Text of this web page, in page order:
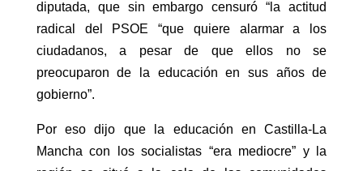
diputada, que sin embargo censuró “la actitud
radical del PSOE “que quiere alarmar a los
ciudadanos, a pesar de que ellos no se
preocuparon de la educación en sus años de
gobierno”.
Por eso dijo que la educación en Castilla-La
Mancha con los socialistas “era mediocre” y la